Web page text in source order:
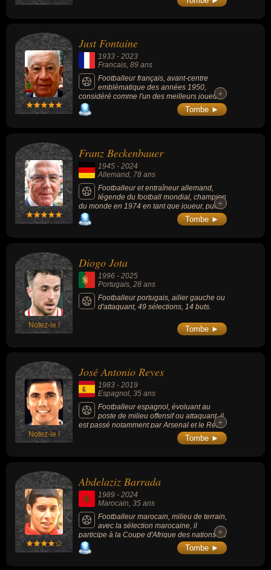
494 matchs et marque 222 buts dont 182 en
Just Fontaine
1933 - 2023
Francais, 89 ans
Footballeur français, avant-centre
emblématique des années 1950,
considéré comme l'un des meilleurs joueurs
français : 4 titres de champion de France
entre 1956 et 1962, sélectionné à 21
2023). En 2004, il est nommé dans la liste «
FIFA 100 » des 125 plus grands footballeurs
vivants.
+
+
Tombe ►
Franz Beckenbauer
1945 - 2024
Allemand, 78 ans
Footballeur et entraîneur allemand,
légende du football mondial, champion
du monde en 1974 en tant que joueur, puis
en 1990 en tant que sélectionneur avec
l'Allemagne.
+
+
Tombe ►
Notez-le !
Diogo Jota
1996 - 2025
Portugais , 28 ans
Footballeur portugais, ailier gauche ou
d'attaquant, 49 sélections, 14 buts.
Tombe ►
Notez-le !
José Antonio Reyes
1983 - 2019
Espagnol, 35 ans
Footballeur espagnol, évoluant au
poste de milieu offensif ou attaquant, il
est passé notamment par Arsenal et le Real
Madrid et était réputé pour la qualité de son
pied gauche et son élégance sur le terrain.
+
+
Tombe ►
Abdelaziz Barrada
1989 - 2024
Marocain , 35 ans
Footballeur marocain, milieu de terrain,
avec la sélection marocaine, il
participe à la Coupe d'Afrique des nations en
2013 et fut joueur du PSG (2007-2010) et de
l’OM (2014-2016).
+
+
Tombe ►